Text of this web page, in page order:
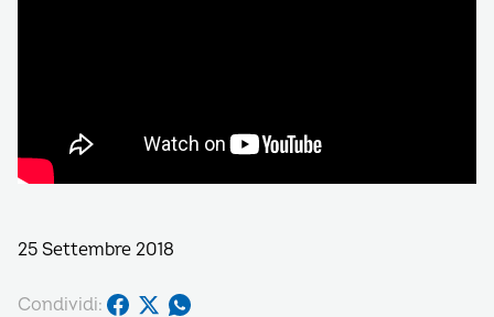
25 Settembre 2018
Condividi: